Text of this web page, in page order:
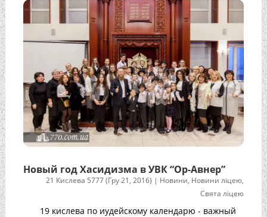
Новый год Хасидизма в УВК “Ор-Авнер”
21 Кислева 5777 (Гру 21, 2016) | Новини, Новини ліцею,
Свята ліцею
19 кислева по иудейскому календарю - важный